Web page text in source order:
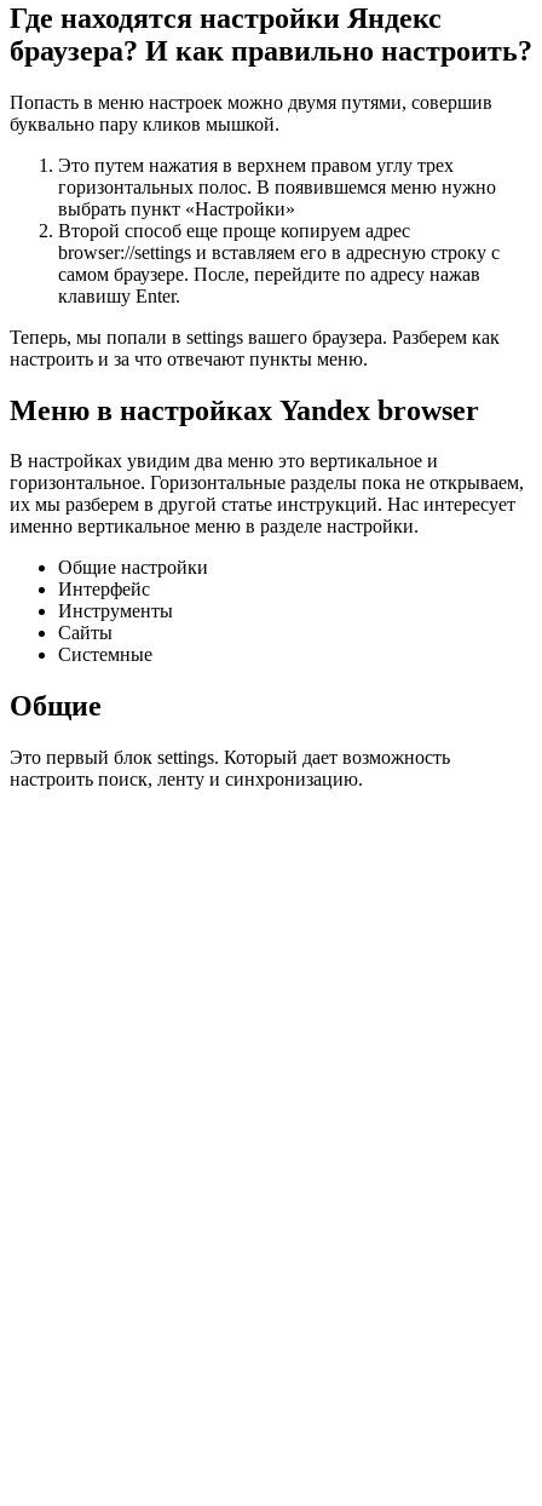
Где находятся настройки Яндекс
браузера? И как правильно настроить?
Попасть в меню настроек можно двумя путями, совершив
буквально пару кликов мышкой.
Это путем нажатия в верхнем правом углу трех
горизонтальных полос. В появившемся меню нужно
выбрать пункт «Настройки»
Второй способ еще проще копируем адрес
browser://settings и вставляем его в адресную строку с
самом браузере. После, перейдите по адресу нажав
клавишу Enter.
Теперь, мы попали в settings вашего браузера. Разберем как
настроить и за что отвечают пункты меню.
Меню в настройках Yandex browser
В настройках увидим два меню это вертикальное и
горизонтальное. Горизонтальные разделы пока не открываем,
их мы разберем в другой статье инструкций. Нас интересует
именно вертикальное меню в разделе настройки.
Общие настройки
Интерфейс
Инструменты
Сайты
Системные
Общие
Это первый блок settings. Который дает возможность
настроить поиск, ленту и синхронизацию.